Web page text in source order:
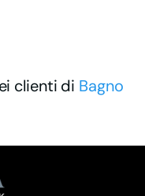
clienti di Bagno